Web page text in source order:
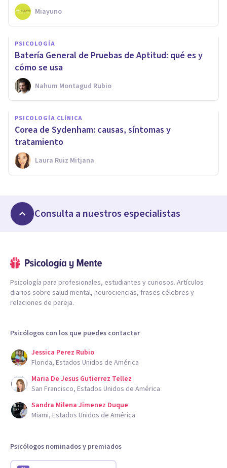
Miayuno
PSICOLOGÍA
Batería General de Pruebas de Aptitud: qué es y
cómo se usa
Nahum Montagud Rubio
PSICOLOGÍA CLÍNICA
Corea de Sydenham: causas, síntomas y
tratamiento
Laura Ruiz Mitjana
Consulta a nuestros especialistas
Psicología para profesionales, estudiantes y curiosos. Artículos
diarios sobre salud mental, neurociencias, frases célebres y
relaciones de pareja.
Psicólogos con los que puedes contactar
Jessica Perez Rubio
Florida, Estados Unidos de América
Maria De Jesus Gutierrez Tellez
San Francisco, Estados Unidos de América
Sandra Milena Jimenez Duque
Miami, Estados Unidos de América
Psicólogos nominados y premiados